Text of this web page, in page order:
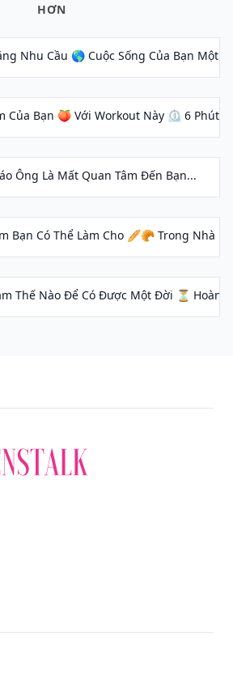
HƠN
Nhu Cầu 🌎 Cuộc Sống Của Bạn Một
Của Bạn 🍑 Với Workout Này ⏲ 6 Phút
Ông Là Mất Quan Tâm Đến Bạn...
Bạn Có Thể Làm Cho 🥖🥐 Trong Nhà
Thế Nào Để Có Được Một Đời ⏳ Hoàn